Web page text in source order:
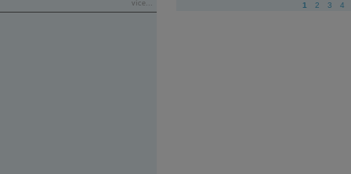
více... 1 2 3 4